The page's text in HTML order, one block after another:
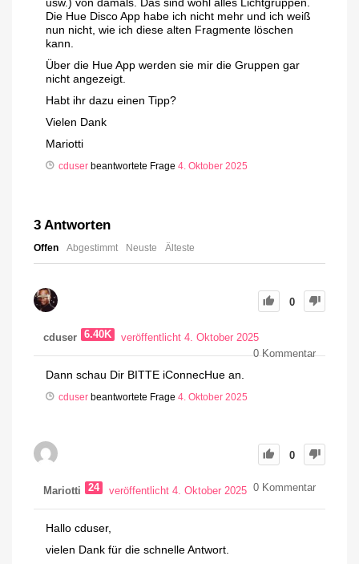
usw.) von damals. Das sind wohl alles Lichtgruppen.
Die Hue Disco App habe ich nicht mehr und ich weiß
nun nicht, wie ich diese alten Fragmente löschen
kann.
Über die Hue App werden sie mir die Gruppen gar
nicht angezeigt.
Habt ihr dazu einen Tipp?
Vielen Dank
Mariotti
cduser beantwortete Frage 4. Oktober 2025
3 Antworten
Offen Abgestimmt Neuste Älteste
0
cduser 6.40K
veröffentlicht 4. Oktober 2025
0Kommentar
Dann schau Dir BITTE iConnecHue an.
cduser beantwortete Frage 4. Oktober 2025
0
Mariotti 24 veröffentlicht 4. Oktober 2025 0 Kommentar
Hallo cduser,
vielen Dank für die schnelle Antwort.